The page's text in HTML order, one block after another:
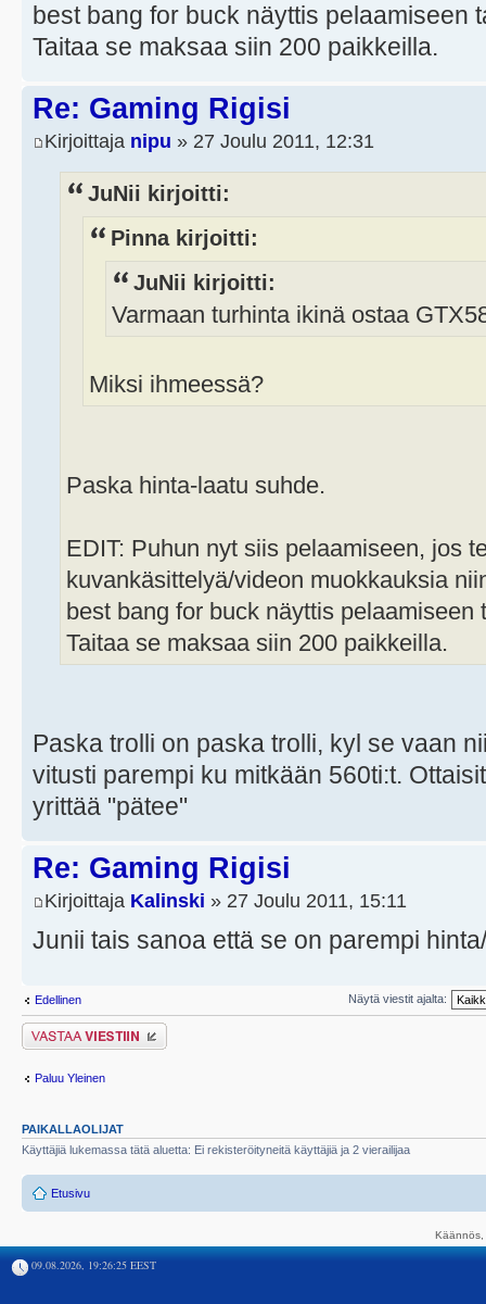
best bang for buck näyttis pelaamiseen
Taitaa se maksaa siin 200 paikkeilla.
Re: Gaming Rigisi
Kirjoittaja nipu » 27 Joulu 2011, 12:31
JuNii kirjoitti:
Pinna kirjoitti:
JuNii kirjoitti:
Varmaan turhinta ikinä ostaa
Miksi ihmeessä?
Paska hinta-laatu suhde.
EDIT: Puhun nyt siis pelaamiseen, jos
kuvankäsittelyä/videon muokkauksia
best bang for buck näyttis pelaamiseen
Taitaa se maksaa siin 200 paikkeilla.
Paska trolli on paska trolli, kyl se vaan
vitusti parempi ku mitkään 560ti:t.
yrittää "pätee"
Re: Gaming Rigisi
Kirjoittaja Kalinski » 27 Joulu 2011, 15:11
Junii tais sanoa että se on parempi
Edellinen Näytä viestit ajalta:
Lähetä vastaus
Paluu Yleinen
PAIKALLAOLIJAT
Käyttäjiä lukemassa tätä aluetta: Ei rekisteröityneitä käyttäjiä ja 2 vierailijaa
Etusivu
09.08.2026, 19:26:25 EEST